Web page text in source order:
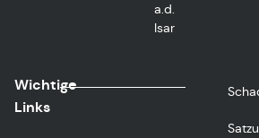
a.d.
Isar
Wichtige
Links